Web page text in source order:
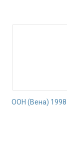
ООН (Вена) 1998